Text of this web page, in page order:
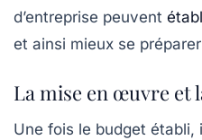
d’entreprise peuvent
et ainsi mieux se
La mise en œuvre et
Une fois le budget établi,